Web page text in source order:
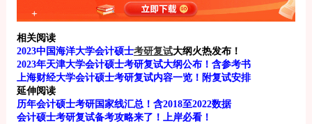
相关阅读
2023中国海洋大学会计硕士考研复试大纲火热发布！
2023年天津大学会计硕士考研复试大纲公布！含参考书
上海财经大学会计硕士考研复试内容一览！附复试安排
延伸阅读
历年会计硕士考研国家线汇总！含2018至2022数据
会计硕士考研复试备考攻略来了！上岸必看！